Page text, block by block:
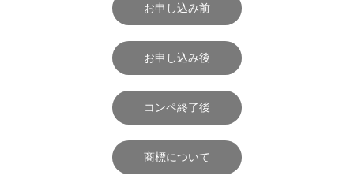
お申し込み前
お申し込み後
コンペ終了後
商標について